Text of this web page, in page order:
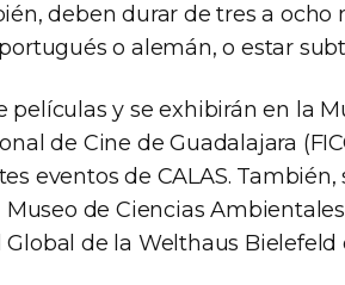
deben durar de tres a
o alemán, o estar
películas y se exhibirán en la
de Cine de Guadalajara
eventos de CALAS.
de Ciencias
de la Welthaus Bielefeld